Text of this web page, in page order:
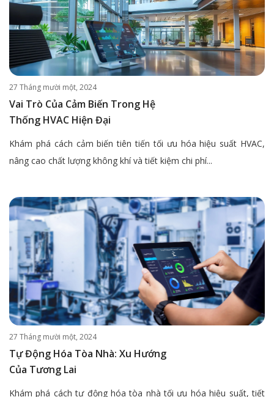
27 Tháng mười một, 2024
Vai Trò Của Cảm Biến Trong Hệ
Thống HVAC Hiện Đại
Khám phá cách cảm biến tiên tiến tối ưu hóa hiệu suất HVAC,
nâng cao chất lượng không khí và tiết kiệm chi phí...
27 Tháng mười một, 2024
Tự Động Hóa Tòa Nhà: Xu Hướng
Của Tương Lai
Khám phá cách tự động hóa tòa nhà tối ưu hóa hiệu suất, tiết